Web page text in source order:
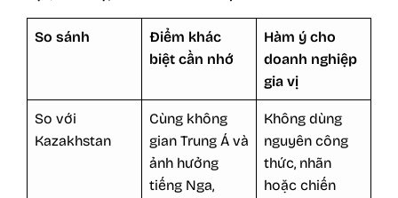
So sánh
Điểm khác
biệt cần nhớ
Hàm ý cho
doanh nghiệp
gia vị
So với
Kazakhstan
Cùng không
gian Trung Á và
ảnh hưởng
tiếng Nga,
Không dùng
nguyên công
thức, nhãn
hoặc chiến